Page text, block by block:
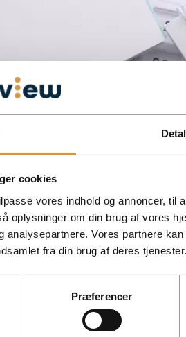
cookies
vores indhold og annoncer, til
oplysninger om din brug af vores
analysepartnere. Vores partnere
fra din brug af deres tjenester.
Præferencer
du undgår restskat og renter